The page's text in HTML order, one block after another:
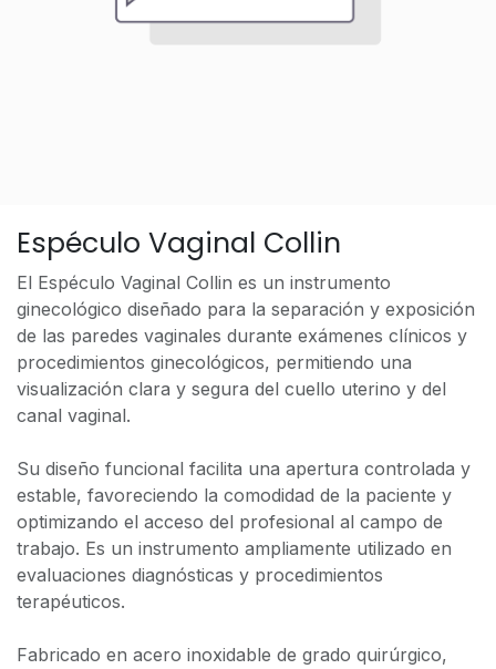
Espéculo Vaginal Collin
El Espéculo Vaginal Collin es un instrumento
ginecológico diseñado para la separación y exposición
de las paredes vaginales durante exámenes clínicos y
procedimientos ginecológicos, permitiendo una
visualización clara y segura del cuello uterino y del
canal vaginal.
Su diseño funcional facilita una apertura controlada y
estable, favoreciendo la comodidad de la paciente y
optimizando el acceso del profesional al campo de
trabajo. Es un instrumento ampliamente utilizado en
evaluaciones diagnósticas y procedimientos
terapéuticos.
Fabricado en acero inoxidable de grado quirúrgico,